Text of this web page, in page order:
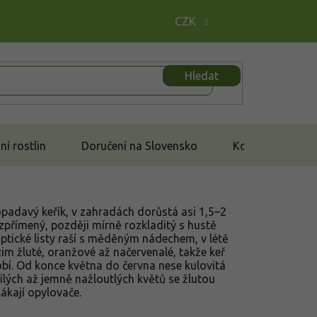
CZK
Hledat
rostlin Doručení na Slovensko Kontakt
keřík, v zahradách dorůstá asi 1,5–2
později mírně rozkladitý s hustě
listy raší s měděným nádechem, v létě
žluté, oranžové až načervenalé, takže keř
Od konce května do června nese kulovitá
až jemně nažloutlých květů se žlutou
opylovače.